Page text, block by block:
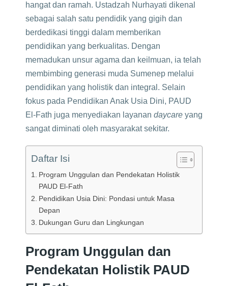
hangat dan ramah. Ustadzah Nurhayati dikenal
sebagai salah satu pendidik yang gigih dan
berdedikasi tinggi dalam memberikan
pendidikan yang berkualitas. Dengan
memadukan unsur agama dan keilmuan, ia telah
membimbing generasi muda Sumenep melalui
pendidikan yang holistik dan integral. Selain
fokus pada Pendidikan Anak Usia Dini, PAUD
El-Fath juga menyediakan layanan daycare yang
sangat diminati oleh masyarakat sekitar.
Daftar Isi
Program Unggulan dan Pendekatan Holistik
PAUD El-Fath
Pendidikan Usia Dini: Pondasi untuk Masa
Depan
Dukungan Guru dan Lingkungan
Program Unggulan dan
Pendekatan Holistik PAUD